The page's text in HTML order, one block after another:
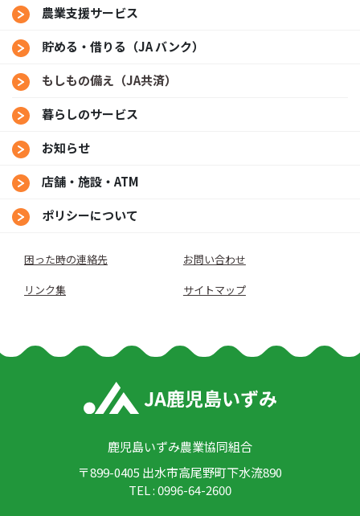
農業支援サービス
貯める・借りる（JA バンク）
もしもの備え（JA共済）
暮らしのサービス
お知らせ
店舗・施設・ATM
ポリシーについて
困った時の連絡先
お問い合わせ
リンク集
サイトマップ
鹿児島いずみ農業協同組合
〒899-0405 出水市高尾野町下水流890
TEL : 0996-64-2600